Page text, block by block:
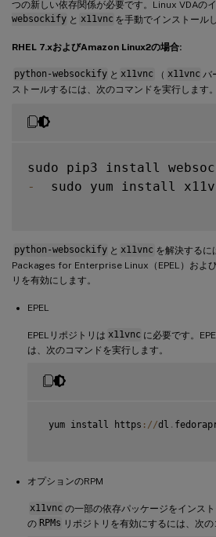
つの新しい依存関係が必要です。Linux VDAのイ
websockify と x11vnc を手動でインストール
RHEL 7.xおよびAmazon Linux2の場合:
python-websockify と x11vnc （ x11vnc バ
ストールするには、次のコマンドを実行します。
-
sudo yum install
python-websockify と x11vnc を解決するに
Packages for Enterprise Linux（EPEL）およ
リを有効にします。
EPEL
EPELリポジトリは x11vnc に必要です。
は、次のコマンドを実行します。
yum install https : //dl .
オプションのRPM
x11vnc の一部の依存パッケージをインス
の RPMs リポジトリを有効にするには、次の